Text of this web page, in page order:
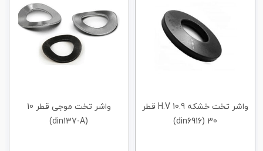
واشر تخت خشکه H.V 10.9 قطر
30 (din6916)
واشر تخت موجی قطر 10
(din137-A)